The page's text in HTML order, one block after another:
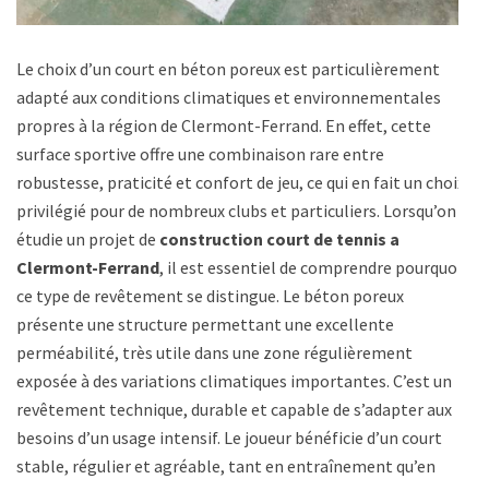
Le choix d’un court en béton poreux est particulièrement
adapté aux conditions climatiques et environnementales
propres à la région de Clermont-Ferrand. En effet, cette
surface sportive offre une combinaison rare entre
robustesse, praticité et confort de jeu, ce qui en fait un choix
privilégié pour de nombreux clubs et particuliers. Lorsqu’on
étudie un projet de construction court de tennis a
Clermont-Ferrand, il est essentiel de comprendre pourquoi
ce type de revêtement se distingue. Le béton poreux
présente une structure permettant une excellente
perméabilité, très utile dans une zone régulièrement
exposée à des variations climatiques importantes. C’est un
revêtement technique, durable et capable de s’adapter aux
besoins d’un usage intensif. Le joueur bénéficie d’un court
stable, régulier et agréable, tant en entraînement qu’en